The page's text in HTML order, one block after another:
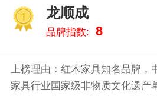
式家具什么牌子好，供您参考。
龙顺成
品牌指数: 8
上榜理由：红木家具知名品牌，
家具行业国家级非物质文化遗产